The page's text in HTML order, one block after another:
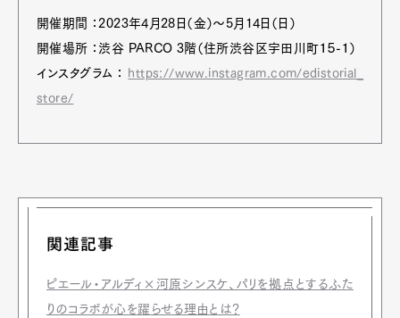
Pen Membership
Contact
開催期間 ：2023年4月28日（金）〜5月14日（日）
開催場所 ：渋谷 PARCO 3階（住所渋谷区宇田川町１５-１）
インスタグラム ：
https://www.instagram.com/edistorial_
store/
関連記事
ピエール・アルディ×河原シンスケ、パリを拠点とするふた
りのコラボが心を躍らせる理由とは？